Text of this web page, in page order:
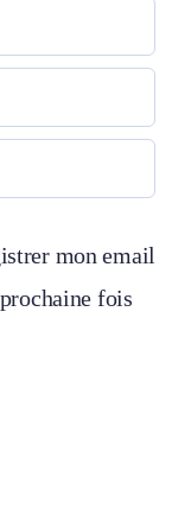
mon email
fois